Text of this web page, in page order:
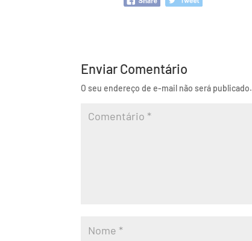
Enviar Comentário
O seu endereço de e-mail não será publicado.